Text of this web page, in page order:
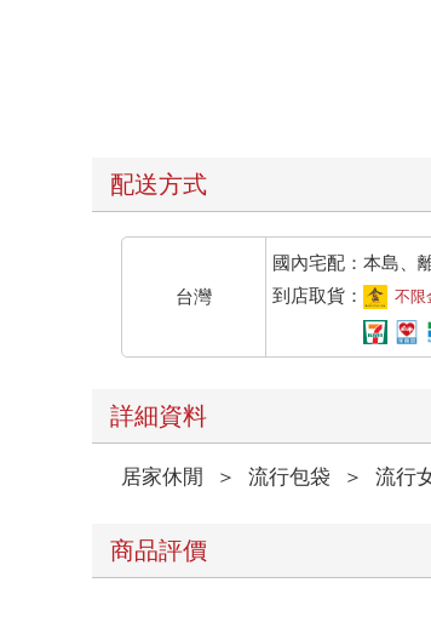
配送方式
台灣
國內宅配：本島、
到店取貨：
不限
詳細資料
居家休閒 ＞ 流行包袋 ＞ 流行
商品評價